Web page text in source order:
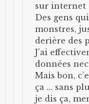
sur internet
Des gens
monstres,
derière des
J’ai
données
Mais bon,
ça … sans
je dis ça,